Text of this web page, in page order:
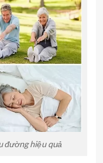
đường hiệu quả